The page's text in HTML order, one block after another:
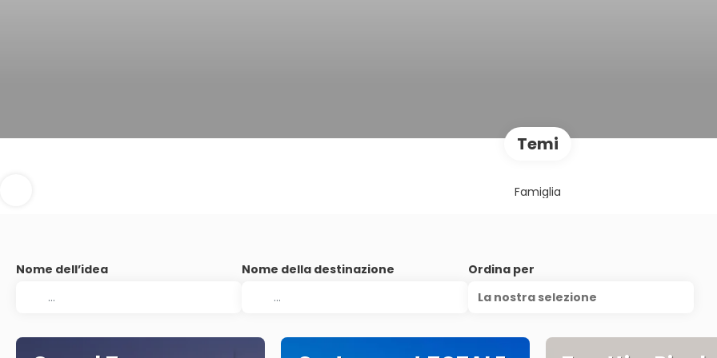
Temi
Famiglia
Nome dell’idea Nome della destinazione
Ordina per
La nostra selezione